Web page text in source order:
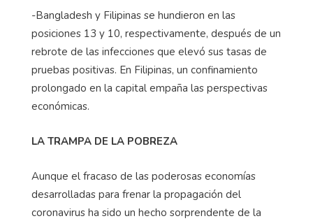
-Bangladesh y Filipinas se hundieron en las
posiciones 13 y 10, respectivamente, después de un
rebrote de las infecciones que elevó sus tasas de
pruebas positivas. En Filipinas, un confinamiento
prolongado en la capital empaña las perspectivas
económicas.
LA TRAMPA DE LA POBREZA
Aunque el fracaso de las poderosas economías
desarrolladas para frenar la propagación del
coronavirus ha sido un hecho sorprendente de la